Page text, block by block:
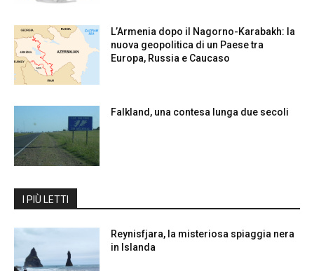
L’Armenia dopo il Nagorno-Karabakh: la
nuova geopolitica di un Paese tra
Europa, Russia e Caucaso
Falkland, una contesa lunga due secoli
I PIÙ LETTI
Reynisfjara, la misteriosa spiaggia nera
in Islanda